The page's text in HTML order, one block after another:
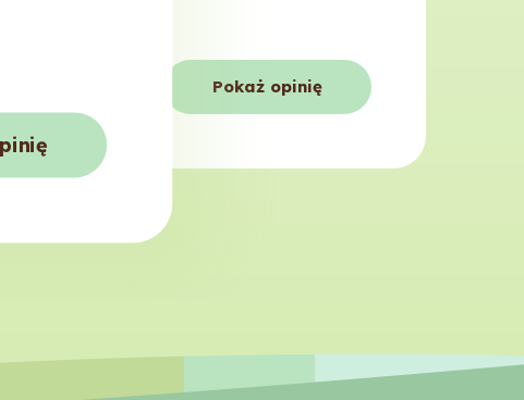
Pokaż opinię